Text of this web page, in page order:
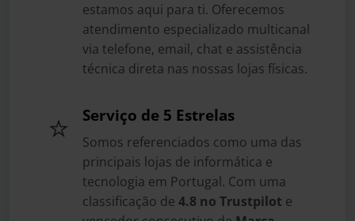
estamos aqui para ti. Oferecemos
atendimento especializado multicanal
via telefone, email, chat e assistência
técnica direta nas nossas lojas físicas.
⭐ Serviço de 5 Estrelas
Somos referenciados como uma das
principais lojas de informática e
tecnologia em Portugal. Com uma
classificação de 4.8 no Trustpilot e